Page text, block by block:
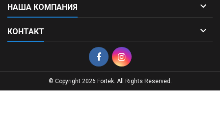
НАША КОМПАНИЯ 
КОНТАКТ 
© Copyright 2026 Fortek. All Rights Reserved.